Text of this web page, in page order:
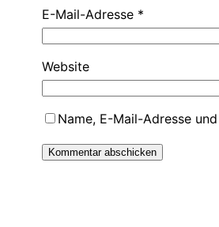
E-Mail-Adresse *
Website
Name, E-Mail-Adresse